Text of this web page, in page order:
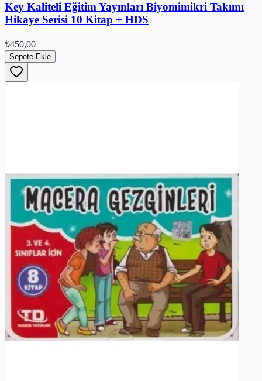
Key Kaliteli Eğitim Yayınları Biyomimikri Takımı
Hikaye Serisi 10 Kitap + HDS
₺450,00
Sepete Ekle